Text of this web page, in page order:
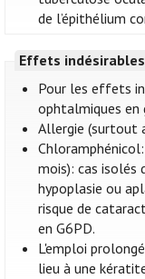
de l’épithélium
Effets indésirables
Pour les effets
ophtalmiques en
Allergie (surtout
mois): cas isolés
hypoplasie ou
risque de
en G6PD.
L'emploi
lieu à une